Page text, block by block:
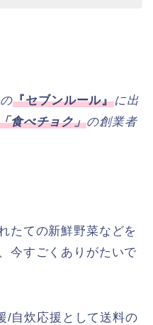
『セブンルール』に出
食べチョク」の創業者
たての新鮮野菜などを
今すごくありがたいで
/自炊応援として送料の